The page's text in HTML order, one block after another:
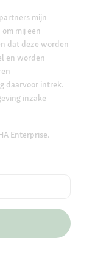
mijn
mij een
dat deze worden
en worden
daarvoor intrek.
inzake
Enterprise.